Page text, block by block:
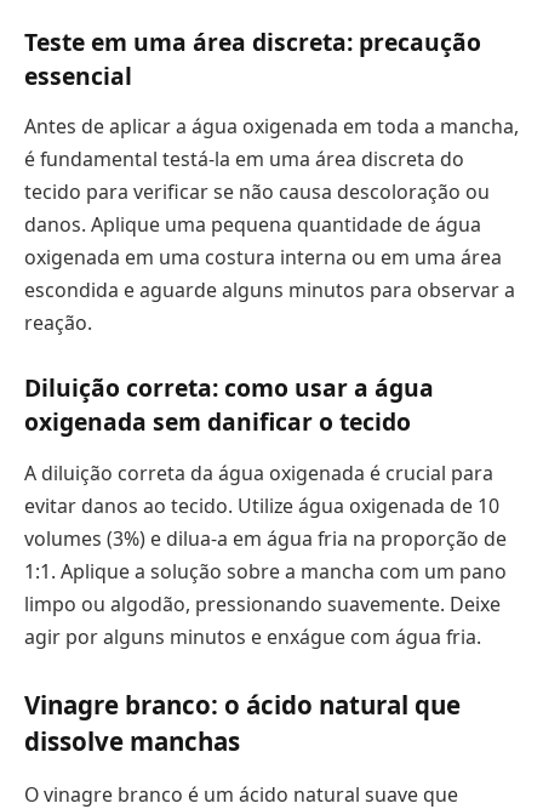
Teste em uma área discreta: precaução
essencial
Antes de aplicar a água oxigenada em toda a mancha,
é fundamental testá-la em uma área discreta do
tecido para verificar se não causa descoloração ou
danos. Aplique uma pequena quantidade de água
oxigenada em uma costura interna ou em uma área
escondida e aguarde alguns minutos para observar a
reação.
Diluição correta: como usar a água
oxigenada sem danificar o tecido
A diluição correta da água oxigenada é crucial para
evitar danos ao tecido. Utilize água oxigenada de 10
volumes (3%) e dilua-a em água fria na proporção de
1:1. Aplique a solução sobre a mancha com um pano
limpo ou algodão, pressionando suavemente. Deixe
agir por alguns minutos e enxágue com água fria.
Vinagre branco: o ácido natural que
dissolve manchas
O vinagre branco é um ácido natural suave que